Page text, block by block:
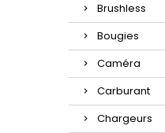
Brushless
Bougies
Caméra
Carburant
Chargeurs